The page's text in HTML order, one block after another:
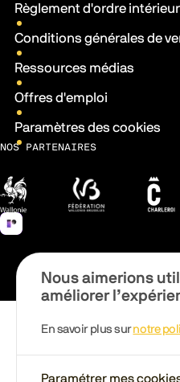
Règlement d'ordre intérieur
Conditions générales de
Ressources médias
Offres d'emploi
Paramètres des cookies
NOS PARTENAIRES
Wallonie Fédération Ville
Nous aimerions
améliorer
En savoir plus surnotre
Paramétrer mes